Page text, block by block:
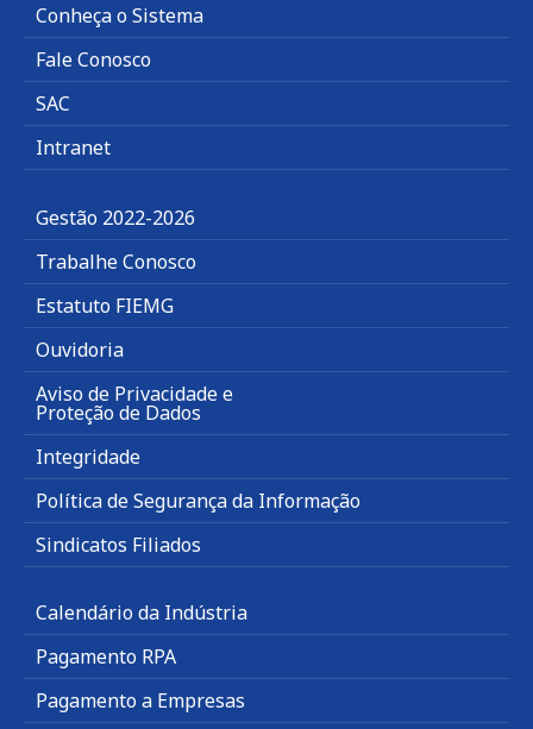
Conheça o Sistema
Fale Conosco
SAC
Intranet
Gestão 2022-2026
Trabalhe Conosco
Estatuto FIEMG
Ouvidoria
Aviso de Privacidade e
Proteção de Dados
Integridade
Política de Segurança da Informação
Sindicatos Filiados
Calendário da Indústria
Pagamento RPA
Pagamento a Empresas